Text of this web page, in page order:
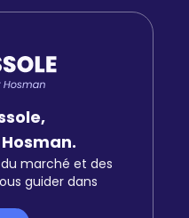
marché et des
guider dans